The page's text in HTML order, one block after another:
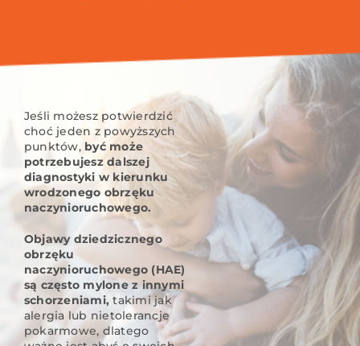
Jeśli możesz potwierdzić
choć jeden z powyższych
punktów, być może
potrzebujesz dalszej
diagnostyki w kierunku
wrodzonego obrzęku
naczynioruchowego.
Objawy dziedzicznego
obrzęku
naczynioruchowego (HAE)
są często mylone z innymi
schorzeniami, takimi jak
alergia lub nietolerancje
pokarmowe, dlatego